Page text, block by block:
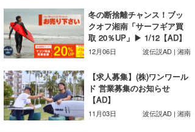
冬の断捨離チャンス！ブッ
クオフ湘南「サーフギア買
取 20％UP」▶ 1/12【AD】
12月06日 波伝説AD | 湘南
【求人募集】(株)ワンワール
ド 営業募集のお知らせ
【AD】
11月03日 波伝説AD | 湘南
沖縄
ライター/寄稿メディア